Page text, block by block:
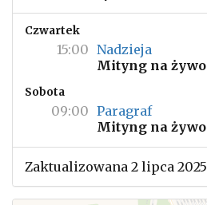
Czwartek
15:00 Nadzieja
Mityng na żywo
Sobota
09:00 Paragraf
Mityng na żywo
Zaktualizowana 2 lipca 2025